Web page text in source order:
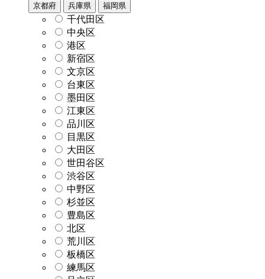
京都府
兵庫県 福岡県
千代田区
中央区
港区
新宿区
文京区
台東区
墨田区
江東区
品川区
目黒区
大田区
世田谷区
渋谷区
中野区
杉並区
豊島区
北区
荒川区
板橋区
練馬区